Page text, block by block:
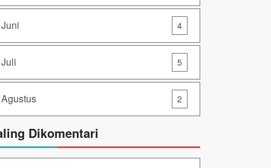
Juni 4
Juli 5
Agustus 2
Dikomentari